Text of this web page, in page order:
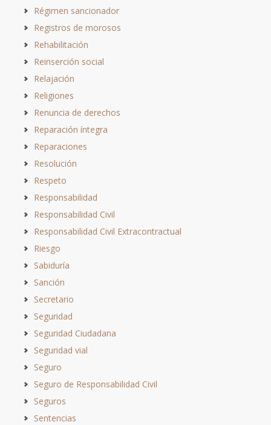
Régimen sancionador
Registros de morosos
Rehabilitación
Reinserción social
Relajación
Religiones
Renuncia de derechos
Reparación íntegra
Reparaciones
Resolución
Respeto
Responsabilidad
Responsabilidad Civil
Responsabilidad Civil Extracontractual
Riesgo
Sabiduría
Sanción
Secretario
Seguridad
Seguridad Ciudadana
Seguridad vial
Seguro
Seguro de Responsabilidad Civil
Seguros
Sentencias